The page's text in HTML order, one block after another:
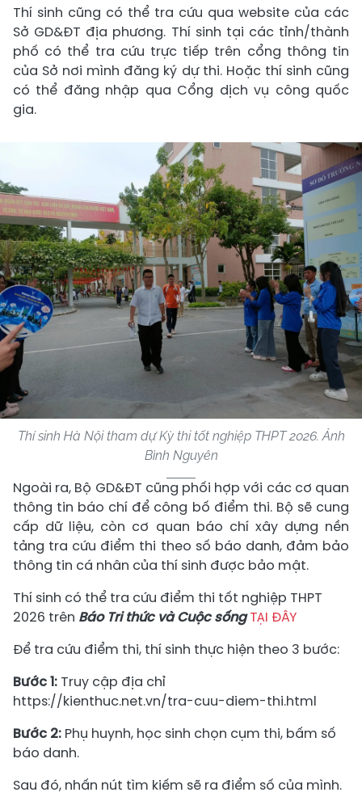
Thí sinh cũng có thể tra cứu qua website của các
Sở GD&ĐT địa phương. Thí sinh tại các tỉnh/thành
phố có thể tra cứu trực tiếp trên cổng thông tin
của Sở nơi mình đăng ký dự thi. Hoặc thí sinh cũng
có thể đăng nhập qua Cổng dịch vụ công quốc
gia.
Thí sinh Hà Nội tham dự Kỳ thi tốt nghiệp THPT 2026. Ảnh
Bình Nguyên
Ngoài ra, Bộ GD&ĐT cũng phối hợp với các cơ quan
thông tin báo chí để công bố điểm thi. Bộ sẽ cung
cấp dữ liệu, còn cơ quan báo chí xây dựng nền
tảng tra cứu điểm thi theo số báo danh, đảm bảo
thông tin cá nhân của thí sinh được bảo mật.
Thí sinh có thể tra cứu điểm thi tốt nghiệp THPT
2026 trên Báo Tri thức và Cuộc sống TẠI ĐÂY
Để tra cứu điểm thi, thí sinh thực hiện theo 3 bước:
Bước 1: Truy cập địa chỉ
https://kienthuc.net.vn/tra-cuu-diem-thi.html
Bước 2: Phụ huynh, học sinh chọn cụm thi, bấm số
báo danh.
Sau đó, nhấn nút tìm kiếm sẽ ra điểm số của mình.